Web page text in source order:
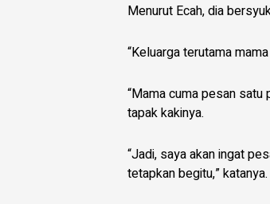
Menurut Ecah, dia
“Keluarga terutama
“Mama cuma pesan satu
tapak kakinya.
“Jadi, saya akan ingat
tetapkan begitu,” katanya.